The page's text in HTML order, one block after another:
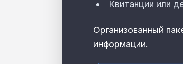
Квитанции или
Организованный
информации.